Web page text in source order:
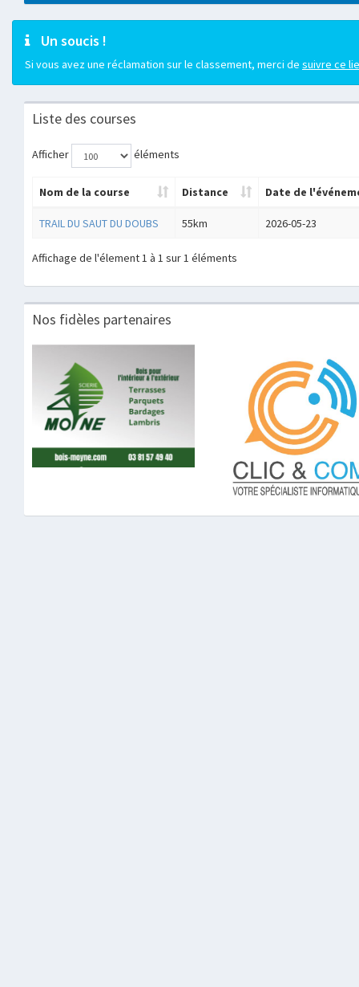
Un soucis !
Si vous avez une réclamation sur le classement, merci de suivre ce
Liste des courses
Afficher éléments
Nom de la course Distance Date de
TRAIL DU SAUT DU DOUBS 55km 2026-05-23
Affichage de l'élement 1 à 1 sur 1 éléments
Nos fidèles partenaires